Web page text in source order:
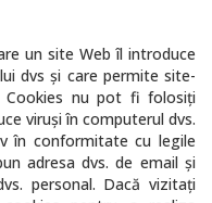
un site Web îl introduce
dvs şi care permite site-
Cookies nu pot fi folosiţi
viruşi în computerul dvs.
în conformitate cu legile
adresa dvs. de email şi
personal. Dacă vizitaţi